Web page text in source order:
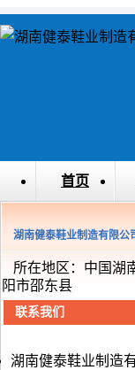
首页
湖南健泰鞋业制造有限公
所在地区：中国湖
阳市邵东县
联系我们
湖南健泰鞋业制造